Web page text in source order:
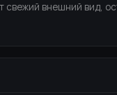
внешний вид,